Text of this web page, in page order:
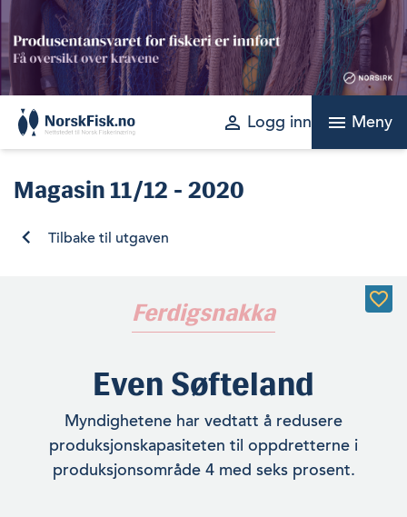
Skip
to
content
perm_identity Logg inn menu Meny
Magasin 11/12 - 2020
Tilbake til utgaven
Ferdigsnakka
Even Søfteland
Myndighetene har vedtatt å redusere
produksjonskapasiteten til oppdretterne i
produksjonsområde 4 med seks prosent.